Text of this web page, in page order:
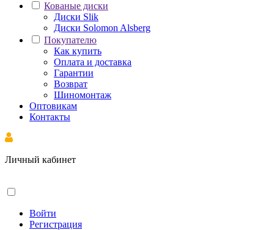
Кованые диски
Диски Slik
Диски Solomon Alsberg
Покупателю
Как купить
Оплата и доставка
Гарантии
Возврат
Шиномонтаж
Оптовикам
Контакты
Личный кабинет
Войти
Регистрация